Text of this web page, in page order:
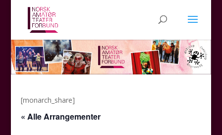
[monarch_share]
« Alle Arrangementer